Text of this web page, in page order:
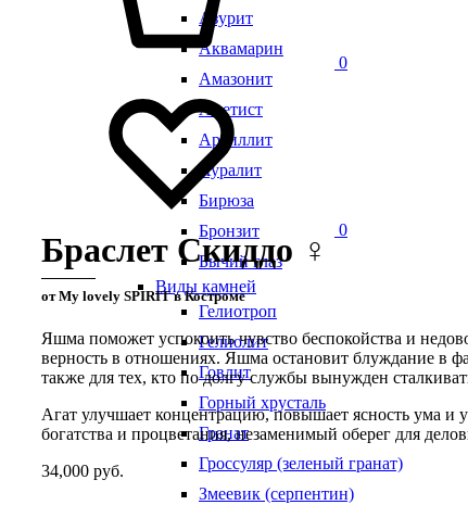
Азурит
Аквамарин
Амазонит
Аметист
Аргиллит
Ауралит
Бирюза
Бронзит
Бычий глаз
Виды камней
Гелиотроп
Гелиолит
Говлит
Горный хрусталь
Гранат
Гроссуляр (зеленый гранат)
Змеевик (серпентин)
0
0
Браслет Скиддо ♀
от My lovely SPIRIT в Костроме
Яшма поможет успокоить чувство беспокойства и
верность в отношениях. Яшма остановит блуждание в
также для тех, кто по долгу службы вынужден
Агат улучшает концентрацию, повышает ясность ума и
богатства и процветания, незаменимый оберег для
34,000 руб.